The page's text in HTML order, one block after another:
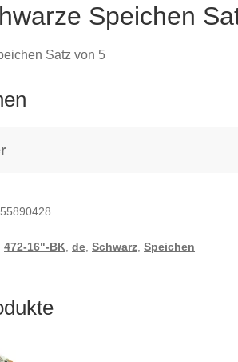
Speichen
Satz von 5
472-16"-BK,de,Schwarz,Speichen